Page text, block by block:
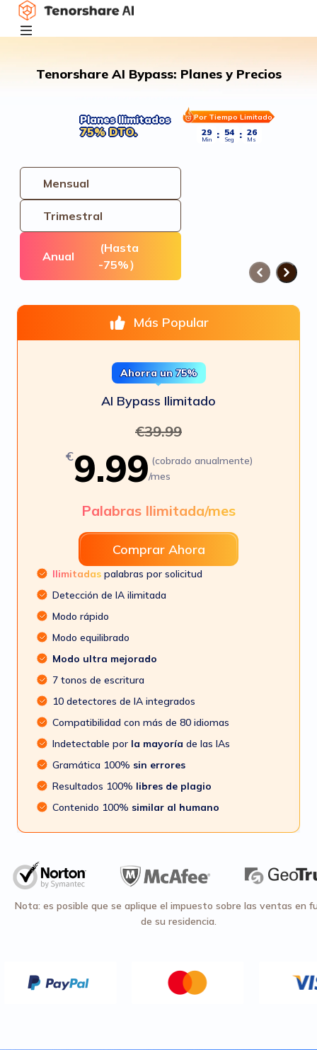
Tenorshare AI Bypass: Planes y Precios
Planes Ilimitados
75% DTO.
Por Tiempo Limitado
29
Min : 53
Seg : 74
Ms
Mensual
Trimestral
Anual
(Hasta
-75%）
Más Popular
Ahorra un 75%
AI Bypass Ilimitado
€39.99
€9.99 (cobrado anualmente)
/mes
Palabras Ilimitada/mes
Comprar Ahora
Ilimitadas palabras por solicitud
Detección de IA ilimitada
Modo rápido
Modo equilibrado
Modo ultra mejorado
7 tonos de escritura
10 detectores de IA integrados
Compatibilidad con más de 80 idiomas
Indetectable por la mayoría de las IAs
Gramática 100% sin errores
Resultados 100% libres de plagio
Contenido 100% similar al humano
Nota: es posible que se aplique el impuesto sobre las ventas en
de su residencia.